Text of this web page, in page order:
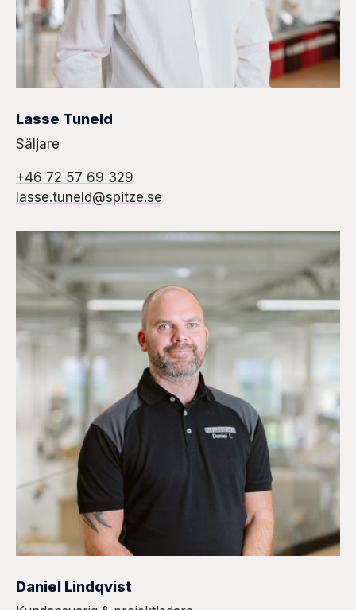
Lasse Tuneld
Säljare
+46 72 57 69 329
lasse.tuneld@spitze.se
Daniel Lindqvist